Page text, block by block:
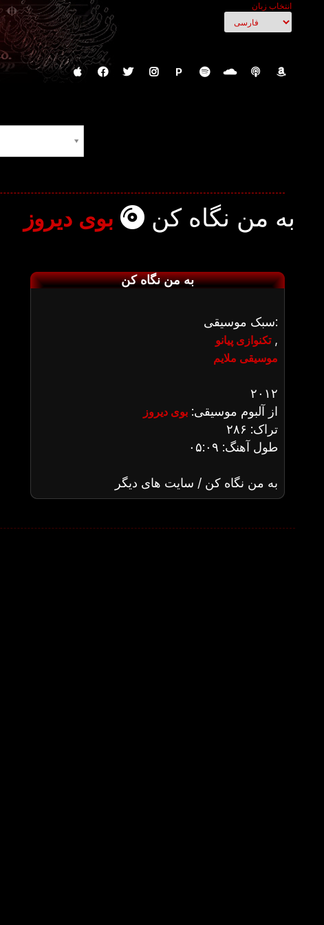
انتخاب زبان
P
به من نگاه کن بوی دیروز
به من نگاه کن
سبک موسیقی:
تکنوازی پیانو,
موسیقی ملایم
۲۰۱۲
از آلبوم موسیقی: بوی دیروز
تراک: ۲۸۶
طول آهنگ: ۰۵:۰۹
به من نگاه کن / سایت های دیگر